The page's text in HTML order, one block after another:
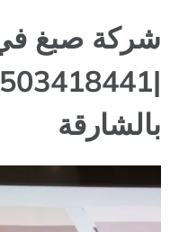
شركة صبغ
بالشارقة